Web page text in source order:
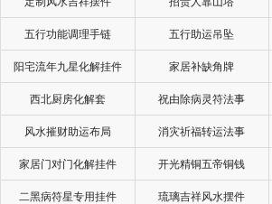
五行功能调理手链 五行助运吊坠
阳宅流年九星化解挂件 家居补缺角牌
西北厨房化解套 祝由除病灵符法事
风水摧财助运布局 消灾祈福转运法事
家居门对门化解挂件 开光精铜五帝铜钱
二黑病符星专用挂件 琉璃吉祥风水摆件